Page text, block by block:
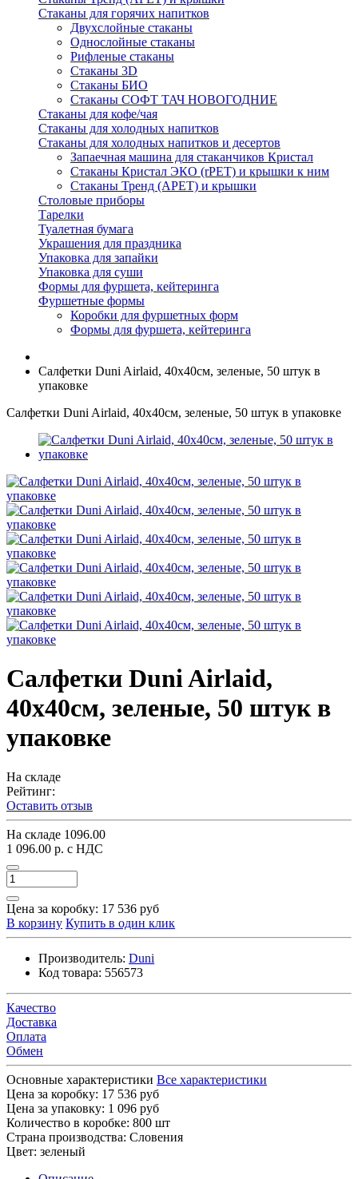
Стаканы для горячих напитков
Двухслойные стаканы
Однослойные стаканы
Рифленые стаканы
Стаканы 3D
Стаканы БИО
Стаканы СОФТ ТАЧ НОВОГОДНИЕ
Стаканы для кофе/чая
Стаканы для холодных напитков
Стаканы для холодных напитков и десертов
Запаечная машина для стаканчиков Кристал
Стаканы Кристал ЭКО (rPET) и крышки к ним
Стаканы Тренд (APET) и крышки
Столовые приборы
Тарелки
Туалетная бумага
Украшения для праздника
Упаковка для запайки
Упаковка для суши
Формы для фуршета, кейтеринга
Фуршетные формы
Коробки для фуршетных форм
Формы для фуршета, кейтеринга
Салфетки Duni Airlaid, 40х40см, зеленые, 50 штук в
упаковке
Салфетки Duni Airlaid, 40х40см, зеленые, 50 штук в упаковке
Салфетки Duni Airlaid,
40х40см, зеленые, 50 штук в
упаковке
На складе
Рейтинг:
Оставить отзыв
На складе 1096.00
1 096.00 р. с НДС
Цена за коробку: 17 536 руб
В корзину Купить в один клик
Производитель: Duni
Код товара: 556573
Качество
Доставка
Оплата
Обмен
Основные характеристики Все характеристики
Цена за коробку: 17 536 руб
Цена за упаковку: 1 096 руб
Количество в коробке: 800 шт
Страна производства: Словения
Цвет: зеленый